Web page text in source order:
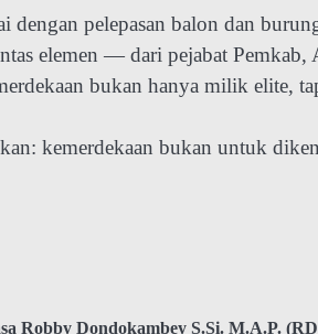
dengan pelepasan balon dan
elemen — dari pejabat
bukan hanya milik elite,
kemerdekaan bukan untuk
Robby Dondokambey S.Si. M.A.P.